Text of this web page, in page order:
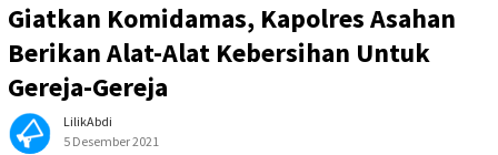
Giatkan Komidamas, Kapolres Asahan
Berikan Alat-Alat Kebersihan Untuk
Gereja-Gereja
LilikAbdi
5 Desember 2021